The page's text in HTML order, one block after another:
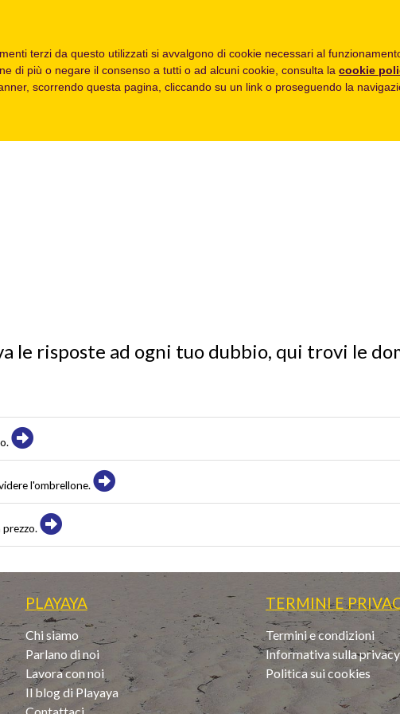
le risposte ad ogni tuo dubbio, qui trovi le
l'ombrellone.
PLAYAYA
Chi siamo
Parlano di noi
Lavora con noi
Il blog di Playaya
Contattaci
TERMINI E
Termini e condizioni
Informativa sulla privacy
Politica sui cookies
terzi da questo utilizzati si avvalgono di cookie necessari al
di più o negare il consenso a tutti o ad alcuni cookie, consulta la cookie
scorrendo questa pagina, cliccando su un link o proseguendo la